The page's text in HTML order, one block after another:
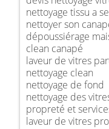
nettoyage tissu a
nettoyer son
dépoussiérage
clean canapé
laveur de vitres
nettoyage clean
nettoyage de fond
nettoyage des
propreté et
laveur de vitres